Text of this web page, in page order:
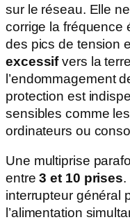
sur le réseau. Elle
corrige la fréquence
des pics de tension
excessifvers la
l’endommagement
protection est
sensibles comme
ordinateurs ou
Une multiprise
entre3 et 10 prises.
interrupteur général
l’alimentation